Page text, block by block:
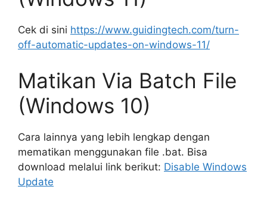
Cek di sini https://www.guidingtech.com/turn-
off-automatic-updates-on-windows-11/
Matikan Via Batch File
(Windows 10)
Cara lainnya yang lebih lengkap dengan
mematikan menggunakan file .bat. Bisa
download melalui link berikut: Disable Windows
Update